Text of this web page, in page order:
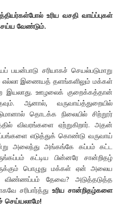
உரிய வசதி வாய்ப்புகள்
வேண்டும்.
சரியாகச் செயல்படுமாறு
எல்லா இணையத் தளங்களிலும் மக்கள்
இயலாது. ஊழலைக் குறைக்கத்தான்
ஆனால், வருவாய்த்துறையில்
தொடக்க நிலையில் சிற்றூர்
விவரங்களை ஏற்றுகிறார். அதன்
எடுத்துக் கொண்டு வருவாய்
அலைந்து அங்கங்கே கப்பம் கட்ட
கட்டிய பின்னரே சான்றிதழ்
பொழுது மக்கள் ஏன் அலைய
தேவை? அடுத்தடுத்த
சரிபார்த்து உரிய சான்றிதழ்களை
செய்யலாமே!